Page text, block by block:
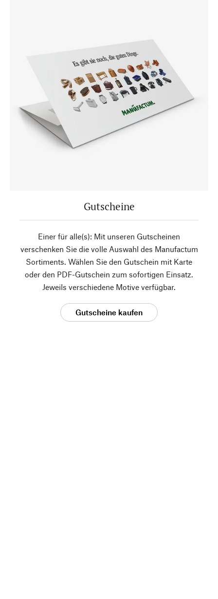
Gutscheine
Einer für alle(s): Mit unseren Gutscheinen
verschenken Sie die volle Auswahl des Manufactum
Sortiments. Wählen Sie den Gutschein mit Karte
oder den PDF-Gutschein zum sofortigen Einsatz.
Jeweils verschiedene Motive verfügbar.
Gutscheine kaufen